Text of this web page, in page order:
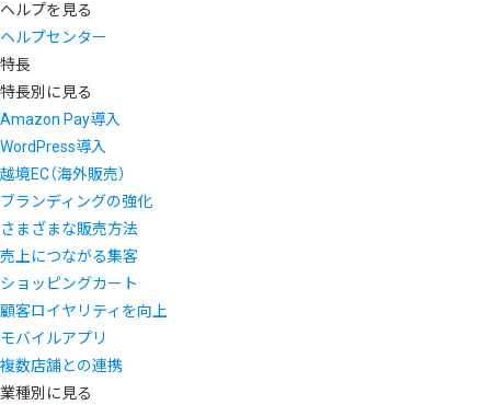
ヘルプを見る
ヘルプセンター
特長
特長別に見る
Amazon Pay導入
WordPress導入
越境EC（海外販売）
ブランディングの強化
さまざまな販売方法
売上につながる集客
ショッピングカート
顧客ロイヤリティを向上
モバイルアプリ
複数店舗との連携
業種別に見る